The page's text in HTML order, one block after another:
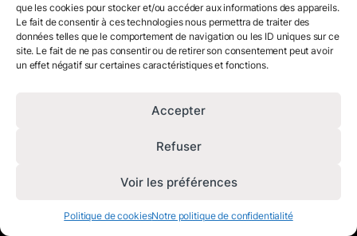
que les cookies pour stocker et/ou accéder aux informations des appareils.
Le fait de consentir à ces technologies nous permettra de traiter des
données telles que le comportement de navigation ou les ID uniques sur ce
site. Le fait de ne pas consentir ou de retirer son consentement peut avoir
un effet négatif sur certaines caractéristiques et fonctions.
Accepter
Refuser
Voir les préférences
Politique de cookiesNotre politique de confidentialité